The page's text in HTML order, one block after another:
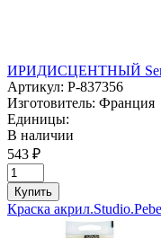
ИРИДИСЦЕНТНЫЙ
Артикул: P-837356
Изготовитель: Франция
Единицы:
В наличии
543 ₽
Купить
Краска